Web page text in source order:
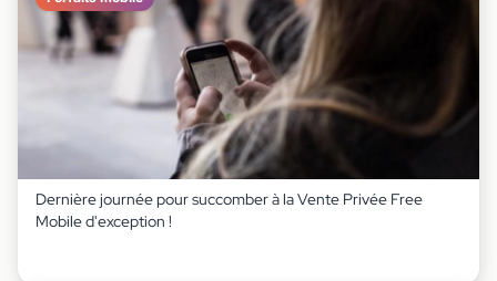
Dernière journée pour succomber à la Vente Privée Free
Mobile d'exception !